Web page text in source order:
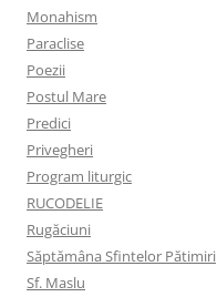
Monahism
Paraclise
Poezii
Postul Mare
Predici
Privegheri
Program liturgic
RUCODELIE
Rugăciuni
Săptămâna Sfintelor Pătimiri
Sf. Maslu